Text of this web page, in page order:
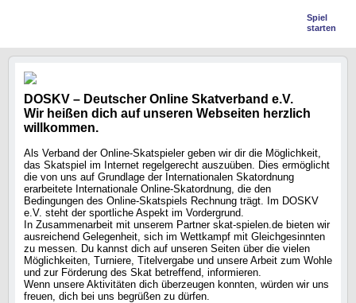
Spiel
starten
DOSKV – Deutscher Online Skatverband e.V.
Wir heißen dich auf unseren Webseiten herzlich
willkommen.
Als Verband der Online-Skatspieler geben wir dir die Möglichkeit,
das Skatspiel im Internet regelgerecht auszuüben. Dies ermöglicht
die von uns auf Grundlage der Internationalen Skatordnung
erarbeitete Internationale Online-Skatordnung, die den
Bedingungen des Online-Skatspiels Rechnung trägt. Im DOSKV
e.V. steht der sportliche Aspekt im Vordergrund.
In Zusammenarbeit mit unserem Partner skat-spielen.de bieten wir
ausreichend Gelegenheit, sich im Wettkampf mit Gleichgesinnten
zu messen. Du kannst dich auf unseren Seiten über die vielen
Möglichkeiten, Turniere, Titelvergabe und unsere Arbeit zum Wohle
und zur Förderung des Skat betreffend, informieren.
Wenn unsere Aktivitäten dich überzeugen konnten, würden wir uns
freuen, dich bei uns begrüßen zu dürfen.